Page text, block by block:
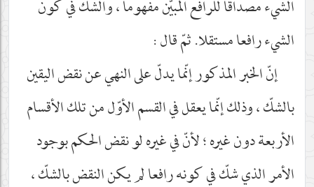
الشيء مصداقا للرافع المبيّن مفهوما ، والشكّ في كون
الشيء رافعا مستقلا. ثمّ قال :
إنّ الخبر المذكور إنّما يدلّ على النهي عن نقض اليقين
بالشكّ ، وذلك إنّما يعقل في القسم الأوّل من تلك الأقسام
الأربعة دون غيره ؛ لأنّ في غيره لو نقض الحكم بوجود
الأمر الذي شكّ في كونه رافعا لم يكن النقض بالشكّ ،